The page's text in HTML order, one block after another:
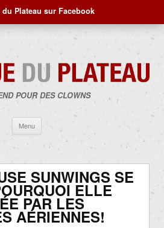
Plateau sur Facebook
POUR DES CLOWNS
Menu
contenu
SUNWINGS SE
ELLE
PAR LES
AÉRIENNES!